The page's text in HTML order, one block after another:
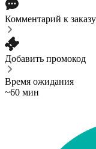
Комментарий к заказу
Добавить промокод
Время ожидания
~60 мин